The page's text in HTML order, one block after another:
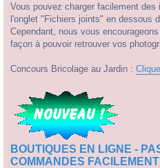
Vous pouvez charger facilement
l'onglet "Fichiers joints" en dessous
Cependant, nous vous
façon à pouvoir retrouver vos
Concours Bricolage au Jardin :
BOUTIQUES EN LIGNE -
COMMANDES FACILEMENT